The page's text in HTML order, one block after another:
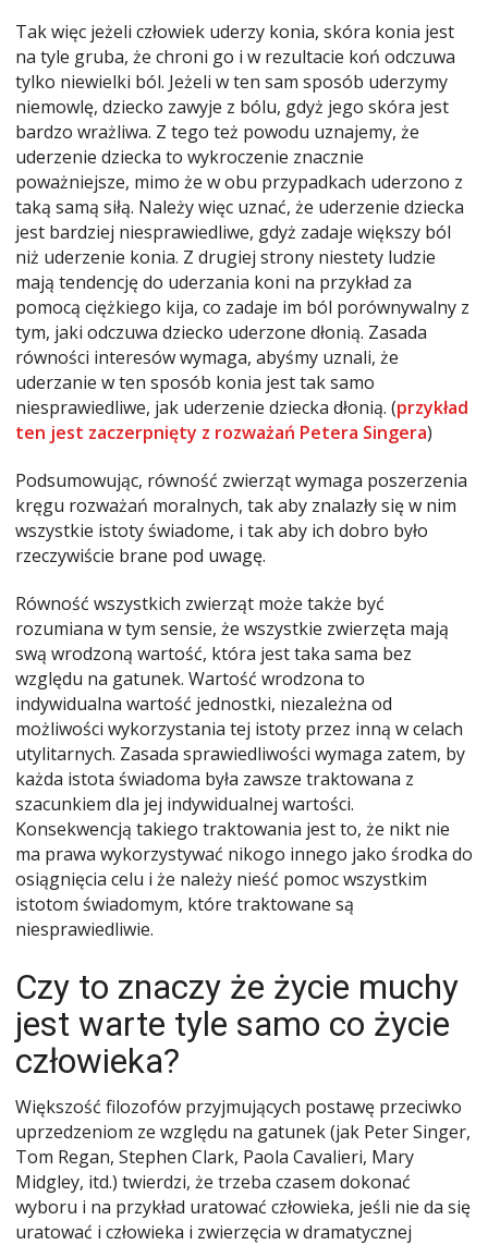
Tak więc jeżeli człowiek uderzy konia, skóra konia jest
na tyle gruba, że chroni go i w rezultacie koń odczuwa
tylko niewielki ból. Jeżeli w ten sam sposób uderzymy
niemowlę, dziecko zawyje z bólu, gdyż jego skóra jest
bardzo wrażliwa. Z tego też powodu uznajemy, że
uderzenie dziecka to wykroczenie znacznie
poważniejsze, mimo że w obu przypadkach uderzono z
taką samą siłą. Należy więc uznać, że uderzenie dziecka
jest bardziej niesprawiedliwe, gdyż zadaje większy ból
niż uderzenie konia. Z drugiej strony niestety ludzie
mają tendencję do uderzania koni na przykład za
pomocą ciężkiego kija, co zadaje im ból porównywalny z
tym, jaki odczuwa dziecko uderzone dłonią. Zasada
równości interesów wymaga, abyśmy uznali, że
uderzanie w ten sposób konia jest tak samo
niesprawiedliwe, jak uderzenie dziecka dłonią. (przykład
ten jest zaczerpnięty z rozważań Petera Singera)
Podsumowując, równość zwierząt wymaga poszerzenia
kręgu rozważań moralnych, tak aby znalazły się w nim
wszystkie istoty świadome, i tak aby ich dobro było
rzeczywiście brane pod uwagę.
Równość wszystkich zwierząt może także być
rozumiana w tym sensie, że wszystkie zwierzęta mają
swą wrodzoną wartość, która jest taka sama bez
względu na gatunek. Wartość wrodzona to
indywidualna wartość jednostki, niezależna od
możliwości wykorzystania tej istoty przez inną w celach
utylitarnych. Zasada sprawiedliwości wymaga zatem, by
każda istota świadoma była zawsze traktowana z
szacunkiem dla jej indywidualnej wartości.
Konsekwencją takiego traktowania jest to, że nikt nie
ma prawa wykorzystywać nikogo innego jako środka do
osiągnięcia celu i że należy nieść pomoc wszystkim
istotom świadomym, które traktowane są
niesprawiedliwie.
Czy to znaczy że życie muchy
jest warte tyle samo co życie
człowieka?
Większość filozofów przyjmujących postawę przeciwko
uprzedzeniom ze względu na gatunek (jak Peter Singer,
Tom Regan, Stephen Clark, Paola Cavalieri, Mary
Midgley, itd.) twierdzi, że trzeba czasem dokonać
wyboru i na przykład uratować człowieka, jeśli nie da się
uratować i człowieka i zwierzęcia w dramatycznej